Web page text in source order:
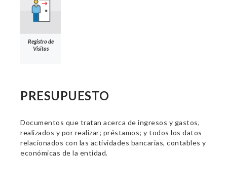
Registro de
Visitas
PRESUPUESTO
Documentos que tratan acerca de ingresos y gastos,
realizados y por realizar; préstamos; y todos los datos
relacionados con las actividades bancarias, contables y
económicas de la entidad.